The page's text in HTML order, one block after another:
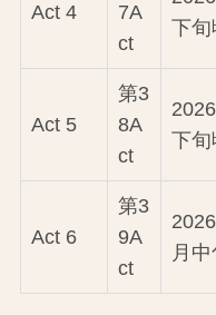
Act 4
7A
ct
下旬
Act 5
第3
8A
ct
下旬
Act 6
第3
9A
ct
月